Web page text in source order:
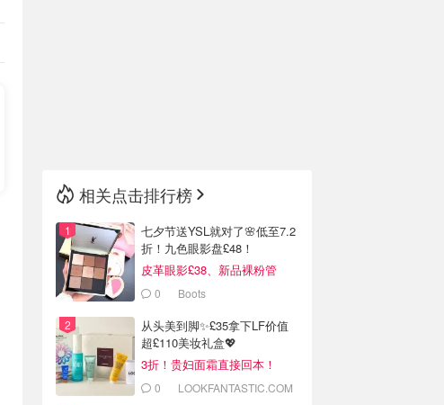
相关点击排行榜
七夕节送YSL就对了🌸低至7.2
折！九色眼影盘£48！
皮革眼影£38、新品裸粉管
£27！
0 Boots
从头美到脚✨£35拿下LF价值
超£110美妆礼盒💖
3折！贵妇面霜直接回本！
0 LOOKFANTASTIC.COM